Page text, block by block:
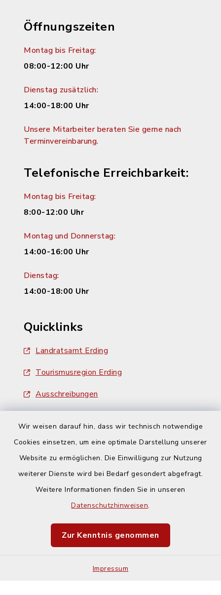
Wir weisen darauf hin, dass wir technisch notwendige
Cookies einsetzen, um eine optimale Darstellung unserer
Website zu ermöglichen. Die Einwilligung zur Nutzung
weiterer Dienste wird bei Bedarf gesondert abgefragt.
Weitere Informationen finden Sie in unseren
Datenschutzhinweisen.
Zur Kenntnis genommen
Impressum
Öffnungszeiten
Montag bis Freitag:
08:00-12:00 Uhr
Dienstag zusätzlich:
14:00-18:00 Uhr
Unsere Mitarbeiter beraten Sie gerne nach
Terminvereinbarung.
Telefonische Erreichbarkeit:
Montag bis Freitag:
8:00-12:00 Uhr
Montag und Donnerstag:
14:00-16:00 Uhr
Dienstag:
14:00-18:00 Uhr
Quicklinks
Landratsamt Erding
Tourismusregion Erding
Ausschreibungen
Barrierefreiheit
Impressum
Sitemap